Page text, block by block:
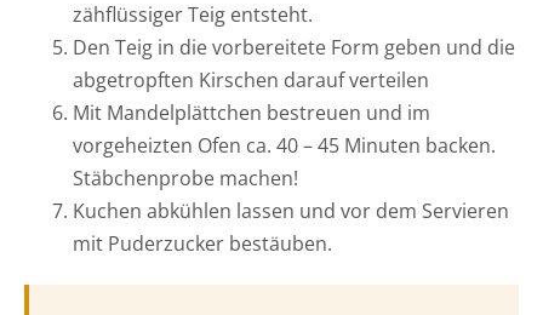
zähflüssiger Teig entsteht.
Den Teig in die vorbereitete Form geben und die
abgetropften Kirschen darauf verteilen
Mit Mandelplättchen bestreuen und im
vorgeheizten Ofen ca. 40 – 45 Minuten backen.
Stäbchenprobe machen!
Kuchen abkühlen lassen und vor dem Servieren
mit Puderzucker bestäuben.